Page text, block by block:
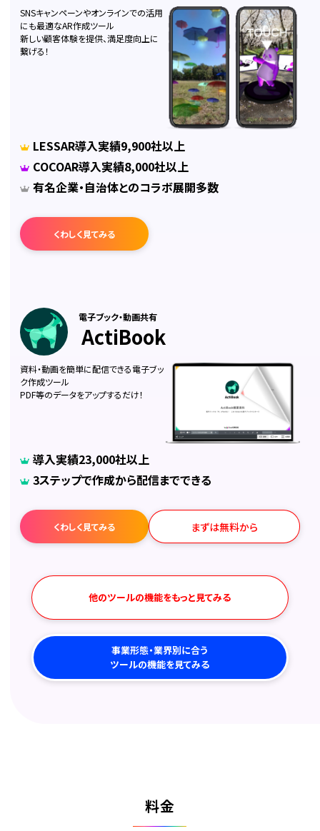
SNSキャンペーンやオンラインでの活用
にも最適なAR作成ツール
新しい顧客体験を提供、満足度向上に
繋げる！
LESSAR導入実績9,900社以上
COCOAR導入実績8,000社以上
有名企業・自治体とのコラボ展開多数
くわしく見てみる
電子ブック・動画共有
ActiBook
資料・動画を簡単に配信できる電子ブッ
ク作成ツール
PDF等のデータをアップするだけ！
導入実績23,000社以上
3ステップで作成から配信までできる
くわしく見てみる まずは無料から
他のツールの機能をもっと見てみる
事業形態・業界別に合う
ツールの機能を見てみる
料金